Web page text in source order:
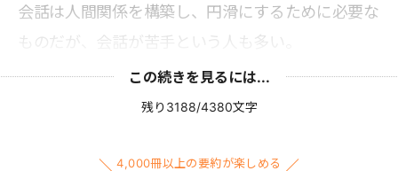
会話は人間関係を構築し、円滑にするために必要な
ものだが、会話が苦手という人も多い。
この続きを見るには...
残り3188/4380文字
4,000冊以上の要約が楽しめる